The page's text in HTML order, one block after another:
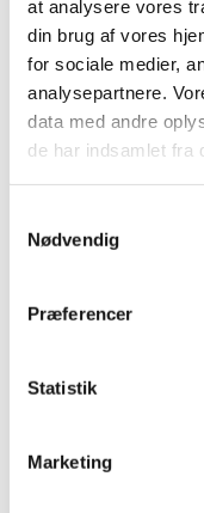
at analysere vores
din brug af vores
for sociale medier,
analysepartnere.
data med andre
de har indsamlet fra
Nødvendig
Præferencer
Statistik
Marketing